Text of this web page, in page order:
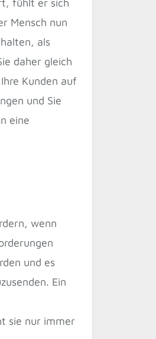
Mensch nun
als
daher gleich
Kunden auf
und Sie
eine
wenn
und es
Ein
sie nur immer